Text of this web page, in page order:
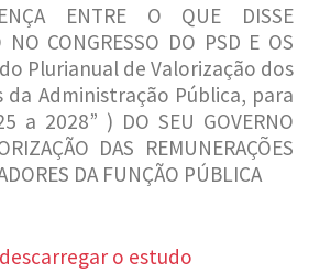
ENTRE O QUE DISSE
NO CONGRESSO DO PSD E OS
Plurianual de Valorização dos
da Administração Pública, para
a 2028” ) DO SEU GOVERNO
DAS REMUNERAÇÕES
DA FUNÇÃO PÚBLICA
o estudo